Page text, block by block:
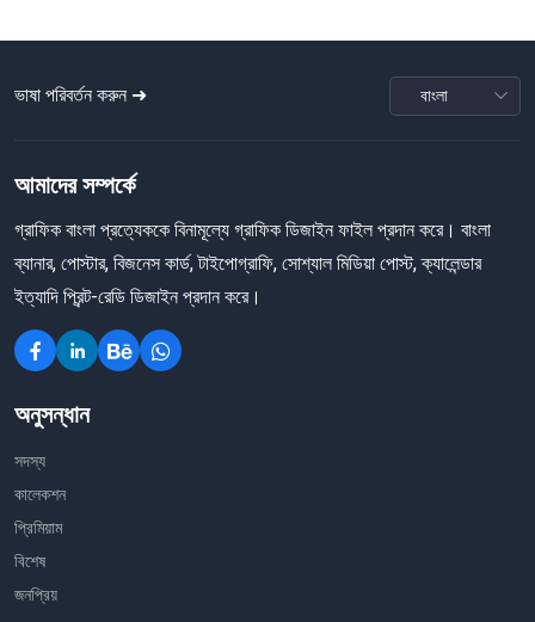
ভাষা পরিবর্তন করুন ➜
আমাদের সম্পর্কে
গ্রাফিক বাংলা প্রত্যেককে বিনামূল্যে গ্রাফিক ডিজাইন ফাইল প্রদান করে। বাংলা
ব্যানার, পোস্টার, বিজনেস কার্ড, টাইপোগ্রাফি, সোশ্যাল মিডিয়া পোস্ট, ক্যালেন্ডার
ইত্যাদি প্রিন্ট-রেডি ডিজাইন প্রদান করে।
অনুসন্ধান
সদস্য
কালেকশন
প্রিমিয়াম
বিশেষ
জনপ্রিয়